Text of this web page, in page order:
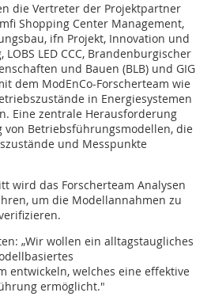
die Vertreter der Projektpartner
mfi Shopping Center Management,
ifn Projekt, Innovation und
LED CCC, Brandenburgischer
und Bauen (BLB) und GIG
dem ModEnCo-Forscherteam wie
in Energiesystemen
Eine zentrale Herausforderung
Betriebsführungsmodellen, die
und Messpunkte
wird das Forscherteam Analysen
um die Modellannahmen zu
„Wir wollen ein alltagstaugliches
entwickeln, welches eine effektive
ermöglicht."